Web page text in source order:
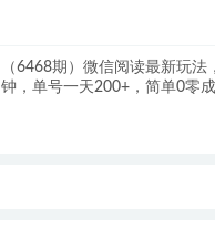
（6468期）微信阅读最新玩法
钟，单号一天200+，简单0零